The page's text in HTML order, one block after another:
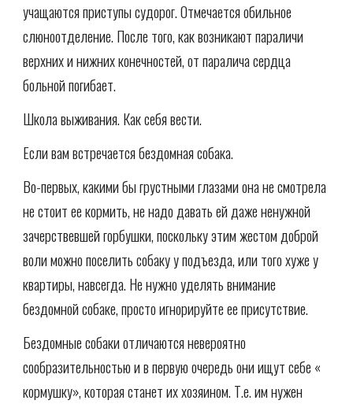
учащаются приступы судорог. Отмечается обильное
слюноотделение. После того, как возникают параличи
верхних и нижних конечностей, от паралича сердца
больной погибает.
Школа выживания. Как себя вести.
Если вам встречается бездомная собака.
Во-первых, какими бы грустными глазами она не смотрела
не стоит ее кормить, не надо давать ей даже ненужной
зачерствевшей горбушки, поскольку этим жестом доброй
воли можно поселить собаку у подъезда, или того хуже у
квартиры, навсегда. Не нужно уделять внимание
бездомной собаке, просто игнорируйте ее присутствие.
Бездомные собаки отличаются невероятно
сообразительностью и в первую очередь они ищут себе «
кормушку», которая станет их хозяином. Т.е. им нужен